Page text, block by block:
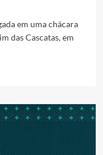
em uma chácara
das Cascatas, em